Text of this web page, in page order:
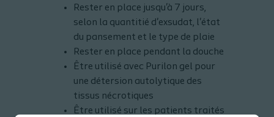
Rester en place jusqu'à 7 jours,
selon la quantitié d'exsudat, l'état
du pansement et le type de plaie
Rester en place pendant la douche
Être utilisé avec Purilon gel pour
une détersion autolytique des
tissus nécrotiques
Être utilisé sur les patients traités